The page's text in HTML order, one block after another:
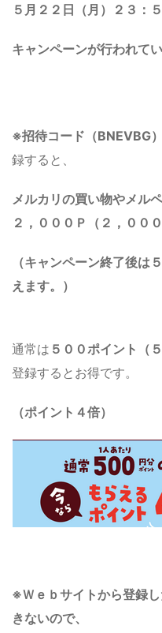
５ 月２２日（月）２３：
キャンペーンが行われてい
※招待コード（BNEVBG）
録すると、
メルカリの買い物やメル
２，０００Ｐ（２，０００
（キャンペーン終了後は
えます。）
通常は ５００ポイント（
登録するとお得です。
（ポイント４倍）
※Ｗｅｂサイトから登録
きないので、